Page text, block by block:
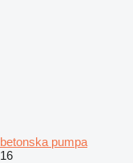
betonska pumpa
16